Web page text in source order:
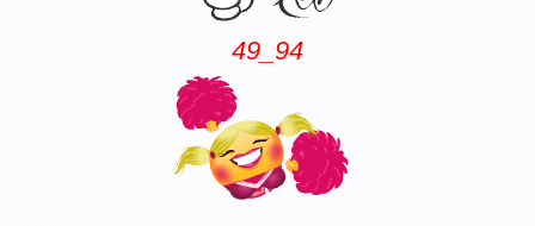
49_94